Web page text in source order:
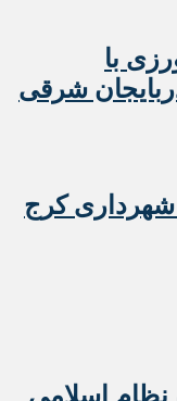
کشاورزی با
شرقی
شهرداری کرج